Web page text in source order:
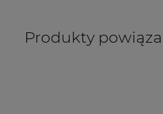
Produkty